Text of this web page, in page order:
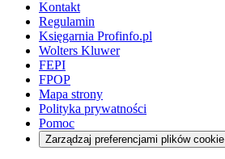
Kontakt
Regulamin
Księgarnia Profinfo.pl
Wolters Kluwer
FEPI
FPOP
Mapa strony
Polityka prywatności
Pomoc
Zarządzaj preferencjami plików cookie